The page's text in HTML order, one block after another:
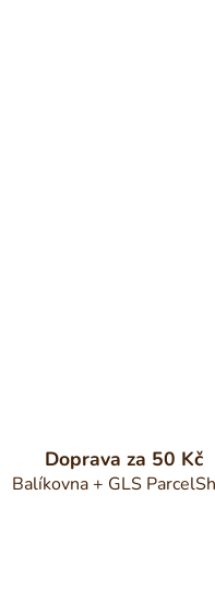
Doprava za 50 Kč
Balíkovna + GLS